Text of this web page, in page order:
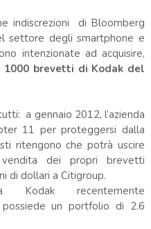
indiscrezioni
di Bloomberg
settore degli smartphone e
intenzionate ad acquisire,
1000 brevetti di Kodak del
a gennaio 2012, l’azienda
11 per proteggersi dalla
ritengono che potrà uscire
dei propri brevetti
di dollari a Citigroup.
Kodak recentemente
possiede un portfolio di 2.6